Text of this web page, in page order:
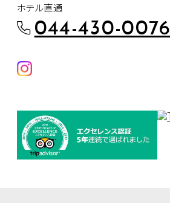
ホテル直通
044-430-0076